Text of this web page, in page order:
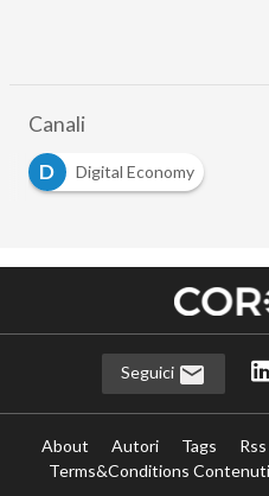
Canali
D
Digital Economy
Seguici
About Autori Tags
Terms&Conditions